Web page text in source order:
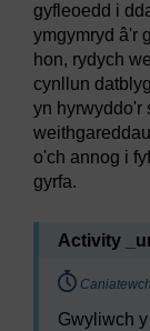
gyfleoedd i
ymgymryd â'r
hon, rydych
cynllun
yn hyrwyddo'r
o'ch annog i
gyrfa.
Activity
Timing:
Gwyliwch